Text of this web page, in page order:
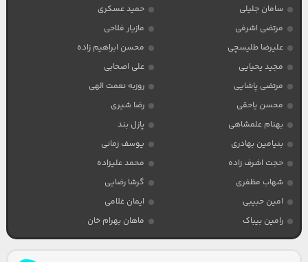
سامان جلیلی
حمید عسکری
مرتضی اشرفی
مازیار فلاحی
علیرضا طلیسچی
محسن ابراهیم زاده
مجید یحیایی
علی اصحابی
مرتضی پاشایی
روزبه نعمت الهی
محسن یاحقی
رضا شیری
بهنام علمشاهی
پازل بند
بنیامین بهادری
یوسف زمانی
حجت اشرف زاده
محمد علیزاده
شهاب مظفری
گرشا رضایی
امین حبیبی
ایمان غلامی
رامین بیباک
ماهان بهرام خان